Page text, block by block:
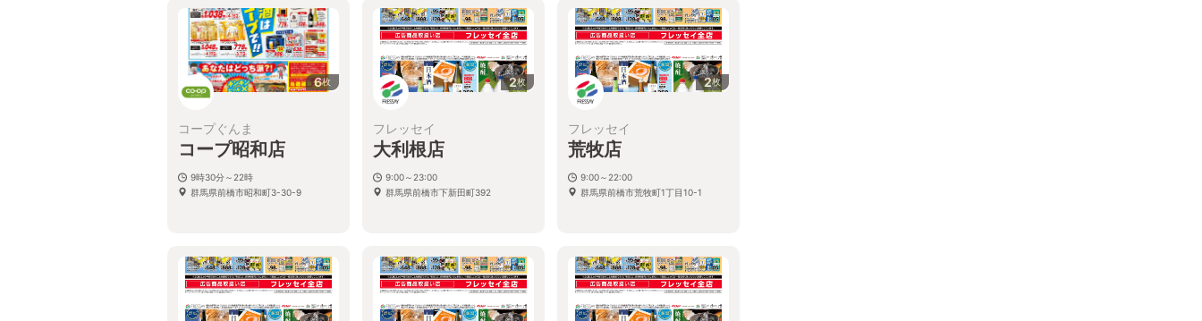
6枚
コープぐんま
コープ昭和店
9時30分～22時
群馬県前橋市昭和町3-30-9
2枚
フレッセイ
大利根店
9:00～23:00
群馬県前橋市下新田町392
2枚
フレッセイ
荒牧店
9:00～22:00
群馬県前橋市荒牧町1丁目10-1